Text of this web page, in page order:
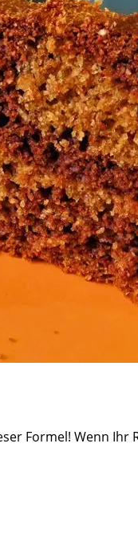
Formel! Wenn